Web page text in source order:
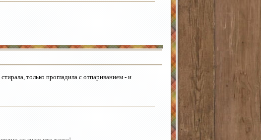
только прогладила с отпариванием - и